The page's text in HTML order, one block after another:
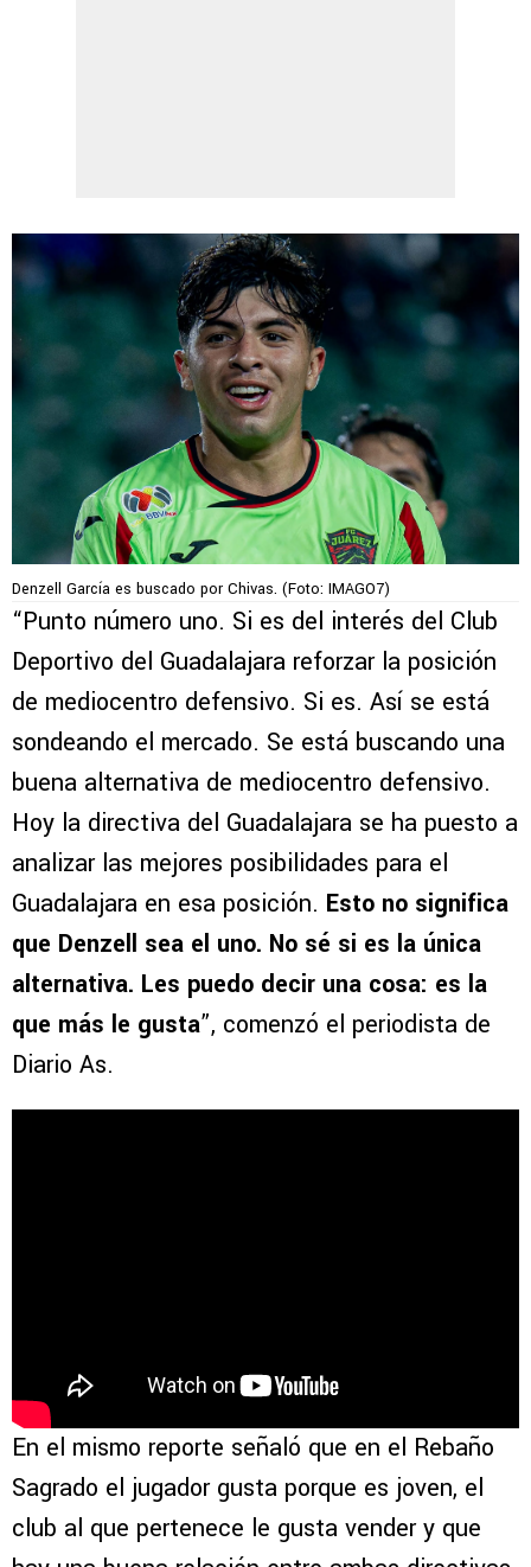
Denzell García es buscado por Chivas. (Foto: IMAGO7)
“Punto número uno. Si es del interés del Club
Deportivo del Guadalajara reforzar la posición
de mediocentro defensivo. Si es. Así se está
sondeando el mercado. Se está buscando una
buena alternativa de mediocentro defensivo.
Hoy la directiva del Guadalajara se ha puesto a
analizar las mejores posibilidades para el
Guadalajara en esa posición. Esto no significa
que Denzell sea el uno. No sé si es la única
alternativa. Les puedo decir una cosa: es la
que más le gusta”, comenzó el periodista de
Diario As.
En el mismo reporte señaló que en el Rebaño
Sagrado el jugador gusta porque es joven, el
club al que pertenece le gusta vender y que